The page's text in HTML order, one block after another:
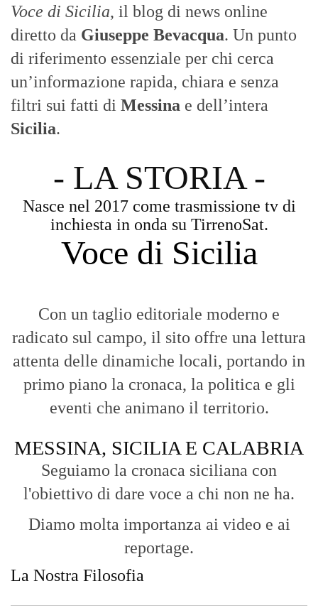
Voce di Sicilia, il blog di news online
diretto da Giuseppe Bevacqua. Un punto
di riferimento essenziale per chi cerca
un’informazione rapida, chiara e senza
filtri sui fatti di Messina e dell’intera
Sicilia.
- LA STORIA -
Nasce nel 2017 come trasmissione tv di
inchiesta in onda su TirrenoSat.
Voce di Sicilia
Con un taglio editoriale moderno e
radicato sul campo, il sito offre una lettura
attenta delle dinamiche locali, portando in
primo piano la cronaca, la politica e gli
eventi che animano il territorio.
MESSINA, SICILIA E CALABRIA
Seguiamo la cronaca siciliana con
l'obiettivo di dare voce a chi non ne ha.
Diamo molta importanza ai video e ai
reportage.
La Nostra Filosofia